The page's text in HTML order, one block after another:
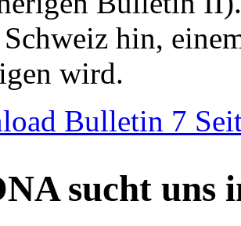
hin,
wird.
Bulletin 7
sucht uns